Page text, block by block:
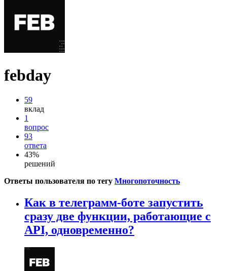
febday
59
вклад
1
вопрос
93
ответа
43%
решений
Ответы пользователя по тегу Многопоточность
Как в телеграмм-боте запустить
сразу две функции, работающие с
API, одновременно?